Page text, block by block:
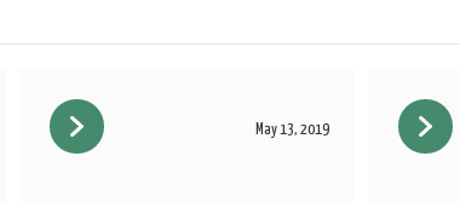
May 13, 2019